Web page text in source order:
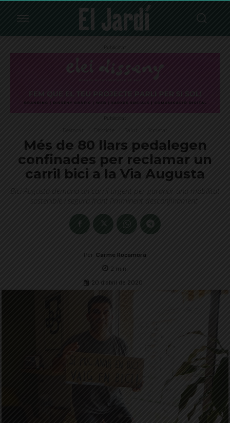
Publicitat
Publicitat
Més de 80 llars pedalegen
confinades per reclamar un
carril bici a la Via Augusta
Bici Augusta demana un carril urgent per garantir una mobilitat
sostenible i segura front l’imminent desconfinament
Per Carme Rocamora
2 min.
20 d'abril de 2020